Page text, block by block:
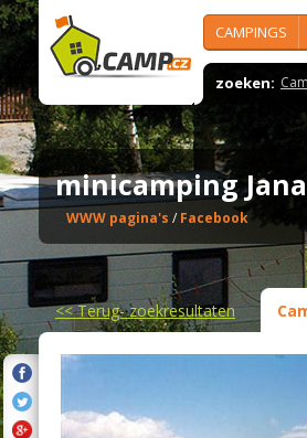
CAMPINGS
zoeken:
minicamping Jana
WWW pagina's / Facebook
<<Terug- zoekresultaten